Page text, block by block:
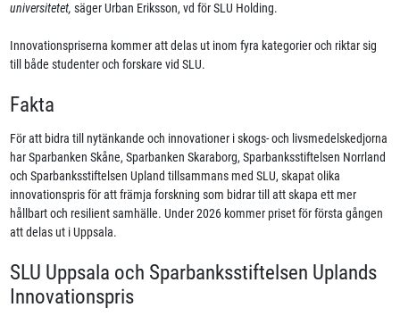
universitetet, säger Urban Eriksson, vd för SLU Holding.
Innovationspriserna kommer att delas ut inom fyra kategorier och riktar sig
till både studenter och forskare vid SLU.
Fakta
För att bidra till nytänkande och innovationer i skogs- och livsmedelskedjorna
har Sparbanken Skåne, Sparbanken Skaraborg, Sparbanksstiftelsen Norrland
och Sparbanksstiftelsen Upland tillsammans med SLU, skapat olika
innovationspris för att främja forskning som bidrar till att skapa ett mer
hållbart och resilient samhälle. Under 2026 kommer priset för första gången
att delas ut i Uppsala.
SLU Uppsala och Sparbanksstiftelsen Uplands
Innovationspris